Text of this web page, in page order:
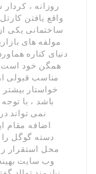
روزانه ،
واقع یافتن
ساختمانی یکی
مولفه های
دنیای کناره
همگن خود است
مناسب قبولی
خواستار
باشد ، با
نمی تواند
اضافه مقام
دسته گوگل را
محل استقرار
وب سایت